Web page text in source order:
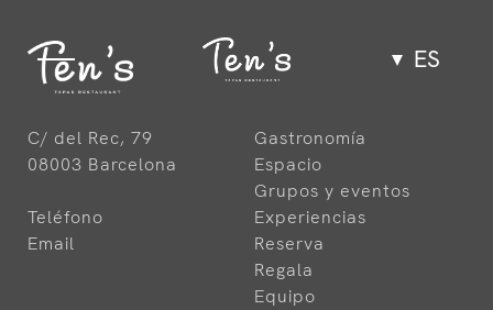
ES
Gastronomía
Espacio
Grupos y eventos
C/ del Rec, 79
08003 Barcelona
Teléfono
Email
Gastronomía
Espacio
Grupos y eventos
Experiencias
Reserva
Regala
Equipo